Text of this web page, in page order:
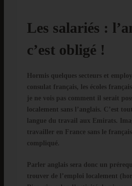
Les salariés :
c’est obligé !
Hormis quelques secteurs et
consulat français, les écoles
je ne vois pas comment il serait
localement sans l’anglais. C’est
langue du travail aux Emirats.
travailler en France sans le
compliqué.
Parler anglais sera donc un
trouver de l’emploi localement